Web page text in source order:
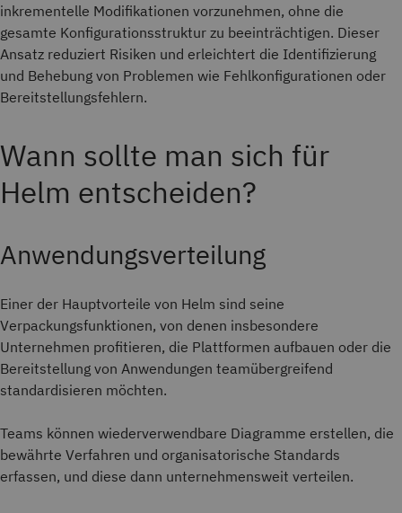
inkrementelle Modifikationen vorzunehmen, ohne die
gesamte Konfigurationsstruktur zu beeinträchtigen. Dieser
Ansatz reduziert Risiken und erleichtert die Identifizierung
und Behebung von Problemen wie Fehlkonfigurationen oder
Bereitstellungsfehlern.
Wann sollte man sich für
Helm entscheiden?
Anwendungsverteilung
Einer der Hauptvorteile von Helm sind seine
Verpackungsfunktionen, von denen insbesondere
Unternehmen profitieren, die Plattformen aufbauen oder die
Bereitstellung von Anwendungen teamübergreifend
standardisieren möchten.
Teams können wiederverwendbare Diagramme erstellen, die
bewährte Verfahren und organisatorische Standards
erfassen, und diese dann unternehmensweit verteilen.